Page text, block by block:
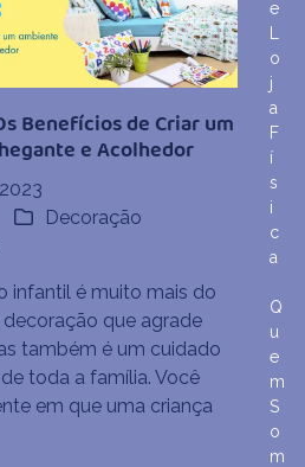
Benefícios de Criar um
e Acolhedor
Decoração
de
infantil é muito mais do
que agrade
também é um cuidado
toda a família. Você
em que uma criança
e
o
j
a
F
í
s
i
c
a
Q
u
e
m
S
o
m